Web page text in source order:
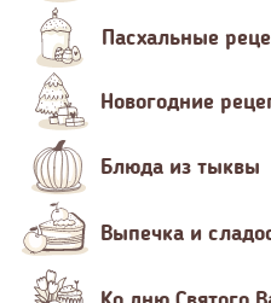
Пасхальные
Новогодние
Блюда из тыквы
Выпечка и